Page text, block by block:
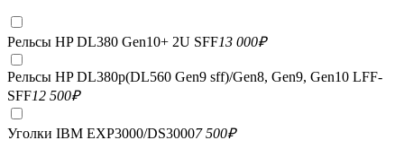
Рельсы HP DL380 Gen10+ 2U SFF13 000₽
Рельсы HP DL380p(DL560 Gen9 sff)/Gen8, Gen9, Gen10 LFF-
SFF12 500₽
Уголки IBM EXP3000/DS30007 500₽